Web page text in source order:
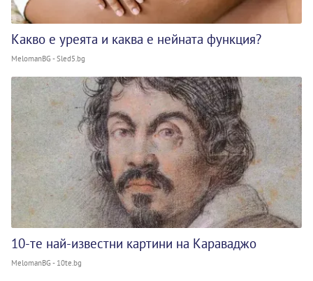
Какво е уреята и каква е нейната функция?
MelomanBG - Sled5.bg
10-те най-известни картини на Караваджо
MelomanBG - 10te.bg